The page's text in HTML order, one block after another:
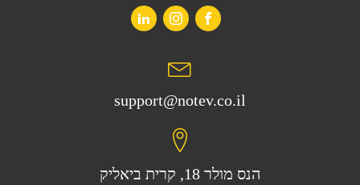
support@notev.co.il
הנס מולר 18, קרית ביאליק